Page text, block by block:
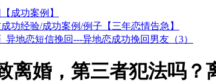
成功案例】
功经验/成功案例/例子【三年恋情告急】
异地恋短信挽回---异地恋成功挽回男友（3）
离婚，第三者犯法吗？